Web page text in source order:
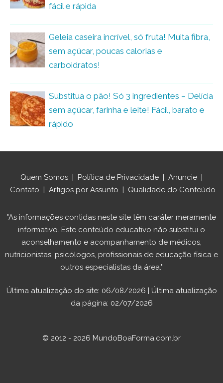
fácil e rápida
Geleia caseira incrível, só fruta! Muita fibra,
sem açúcar, poucas calorias e
carboidratos!
Substitua o pão! Só 3 ingredientes – Delícia
sem açúcar, farinha e leite! Fácil, barato e
rápido
Quem Somos | Política de Privacidade | Anuncie |
Contato | Artigos por Assunto | Qualidade do Conteúdo
"As informações contidas neste site têm caráter meramente
informativo. Este conteúdo educativo não substitui o
aconselhamento e acompanhamento de médicos,
nutricionistas, psicólogos, profissionais de educação física e
outros especialistas da área."
Última atualização do site: 06/08/2026 | Última atualização
da página: 02/07/2026
© 2012 - 2026 MundoBoaForma.com.br